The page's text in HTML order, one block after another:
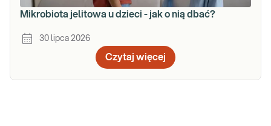
Mikrobiota jelitowa u dzieci - jak o nią dbać?
30 lipca 2026
Czytaj więcej